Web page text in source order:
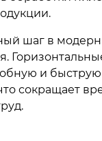
шаг в
и быструю
сокращает